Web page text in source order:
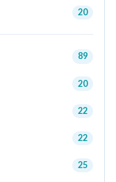
20
89
20
22
22
25